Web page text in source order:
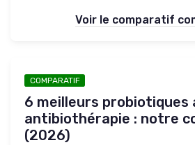
Voir le comparatif
COMPARATIF
6 meilleurs probiotiques
antibiothérapie : notre
(2026)